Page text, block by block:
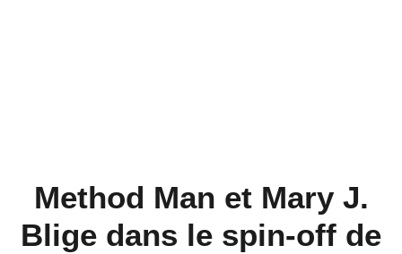
Method Man et Mary J.
Blige dans le spin-off de